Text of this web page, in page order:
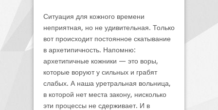
Ситуация для кожного времени
неприятная, но не удивительная. Только
вот происходит постоянное скатывание
в архетипичность. Напомню:
архетипичные кожники — это воры,
которые воруют у сильных и грабят
слабых. А наша уретральная вольница,
в которой нет места закону, нисколько
эти процессы не сдерживает. И в